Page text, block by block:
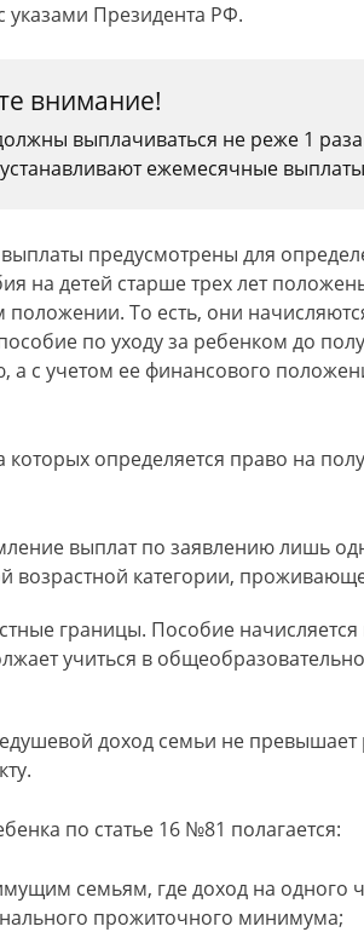
указами Президента РФ.
внимание!
выплачиваться не реже 1
ежемесячные
предусмотрены для
на детей старше трех лет
То есть, они
по уходу за ребенком до
а с учетом ее финансового
которых определяется право на
выплат по заявлению лишь
возрастной категории,
границы. Пособие
учиться в
доход семьи не
по статье 16 №81 полагается:
семьям, где доход на одного
прожиточного минимума;